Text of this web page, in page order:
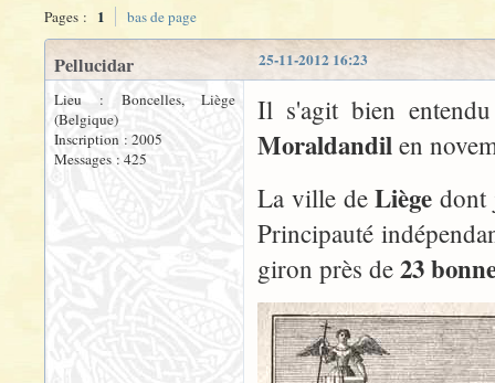
Pages : 1 bas de page
25-11-2012 16:23
Pellucidar
Lieu : Boncelles, Liège
(Belgique)
Inscription : 2005
Messages : 425
Il s'agit bien
Moraldandil en
La ville deLiège dont
Principauté
giron près de 23